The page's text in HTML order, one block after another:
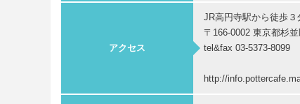
アクセス
JR高円寺駅から徒歩３
〒166-0002 東京都杉
tel&fax 03-5373-8099
http://